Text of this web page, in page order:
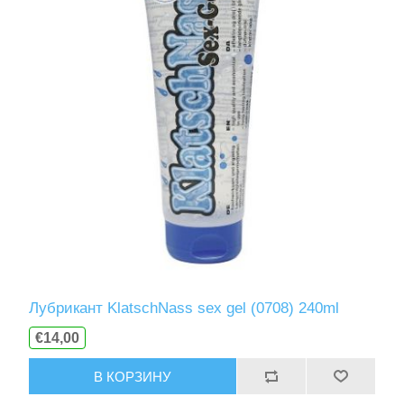
Лубрикант KlatschNass sex gel (0708) 240ml
€14,00
В КОРЗИНУ